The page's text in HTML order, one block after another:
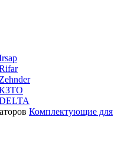
КЗТО
Комплектующие для